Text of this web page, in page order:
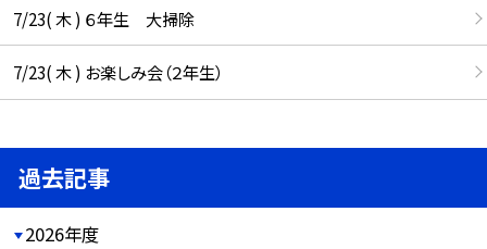
7/23( 木 ) ６年生 大掃除
7/23( 木 ) お楽しみ会（２年生）
過去記事
2026年度